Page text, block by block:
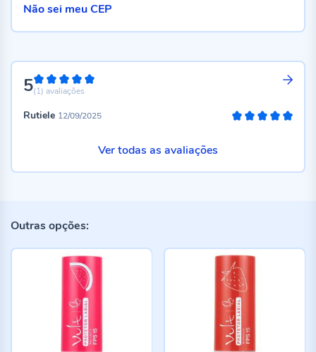
5100%
(1) avaliações
Rutiele 12/09/2025
Ver todas as avaliações
Não sei meu CEP
Outras opções: